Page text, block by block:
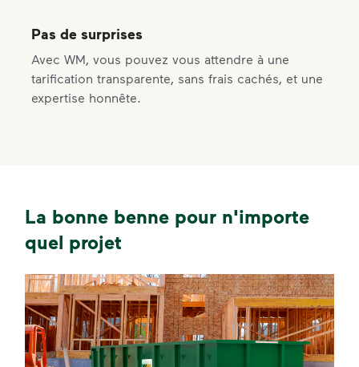
Pas de surprises
Avec WM, vous pouvez vous attendre à une
tarification transparente, sans frais cachés, et une
expertise honnête.
La bonne benne pour n'importe
quel projet